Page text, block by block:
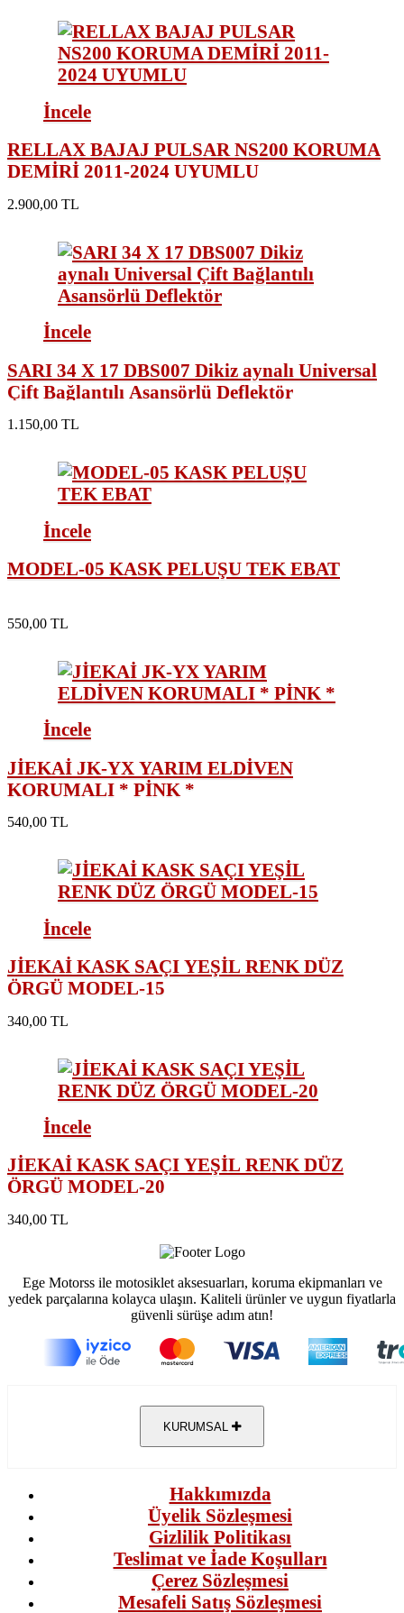
İncele
RELLAX BAJAJ PULSAR NS200 KORUMA
DEMİRİ 2011-2024 UYUMLU
2.900,00 TL
İncele
SARI 34 X 17 DBS007 Dikiz aynalı Universal
Çift Bağlantılı Asansörlü Deflektör
1.150,00 TL
İncele
MODEL-05 KASK PELUŞU TEK EBAT
550,00 TL
İncele
JİEKAİ JK-YX YARIM ELDİVEN
KORUMALI * PİNK *
540,00 TL
İncele
JİEKAİ KASK SAÇI YEŞİL RENK DÜZ
ÖRGÜ MODEL-15
340,00 TL
İncele
JİEKAİ KASK SAÇI YEŞİL RENK DÜZ
ÖRGÜ MODEL-20
340,00 TL
Ege Motorss ile motosiklet aksesuarları, koruma ekipmanları ve
yedek parçalarına kolayca ulaşın. Kaliteli ürünler ve uygun fiyatlarla
güvenli sürüşe adım atın!
KURUMSAL
Hakkımızda
Üyelik Sözleşmesi
Gizlilik Politikası
Teslimat ve İade Koşulları
Çerez Sözleşmesi
Mesafeli Satış Sözleşmesi